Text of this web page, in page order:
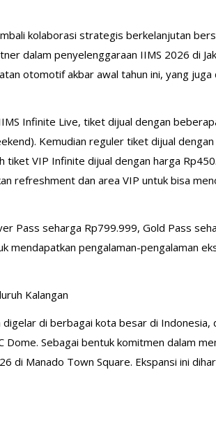
kolaborasi strategis berkelanjutan
dalam penyelenggaraan IIMS 2026 di
otomotif akbar awal tahun ini, yang juga
Infinite Live, tiket dijual dengan
Kemudian reguler tiket dijual
VIP Infinite dijual dengan harga
refreshment dan area VIP untuk bisa
Pass seharga Rp799.999, Gold Pass
mendapatkan pengalaman-pengalaman
Kalangan
di berbagai kota besar di Indonesia,
Sebagai bentuk komitmen dalam
Manado Town Square. Ekspansi ini